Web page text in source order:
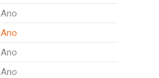
Ano
Ano
Ano
Ano